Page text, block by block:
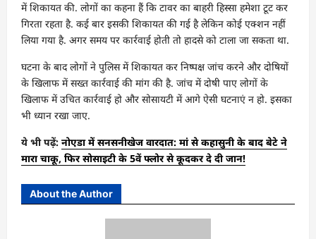
में शिकायत की. लोगों का कहना हैं कि टावर का बाहरी हिस्सा हमेशा टूट कर
गिरता रहता है. कई बार इसकी शिकायत की गई है लेकिन कोई एक्शन नहीं
लिया गया है. अगर समय पर कार्रवाई होती तो हादसे को टाला जा सकता था.
घटना के बाद लोगों ने पुलिस में शिकायत कर निष्पक्ष जांच करने और दोषियों
के खिलाफ में सख्त कार्रवाई की मांग की है. जांच में दोषी पाए लोगों के
खिलाफ में उचित कार्रवाई हो और सोसायटी में आगे ऐसी घटनाएं न हो. इसका
भी ध्यान रखा जाए.
ये भी पढ़ें: नोएडा में सनसनीखेज वारदात: मां से कहासुनी के बाद बेटे ने
मारा चाकू, फिर सोसाइटी के 5वें फ्लोर से कूदकर दे दी जान!
About the Author